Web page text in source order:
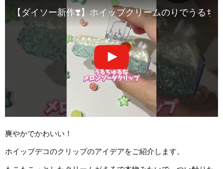
【ダイソー新作❣️】ホイップクリームのりでうる
爽やかでかわいい！
ホイップデコのクリップのアイデアをご紹介します。